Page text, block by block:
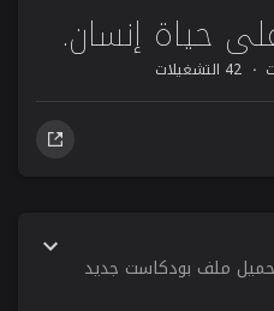
حياة إنسان.
42 التشغيلات
ملف بودكاست جديد